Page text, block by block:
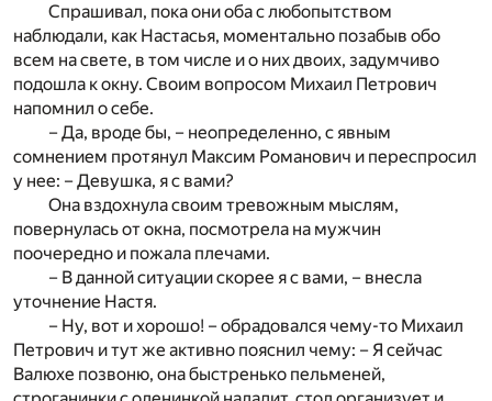
Спрашивал, пока они оба с любопытством
наблюдали, как Настасья, моментально позабыв обо
всем на свете, в том числе и о них двоих, задумчиво
подошла к окну. Своим вопросом Михаил Петрович
напомнил о себе.
– Да, вроде бы, – неопределенно, с явным
сомнением протянул Максим Романович и переспросил
у нее: – Девушка, я с вами?
Она вздохнула своим тревожным мыслям,
повернулась от окна, посмотрела на мужчин
поочередно и пожала плечами.
– В данной ситуации скорее я с вами, – внесла
уточнение Настя.
– Ну, вот и хорошо! – обрадовался чему-то Михаил
Петрович и тут же активно пояснил чему: – Я сейчас
Валюхе позвоню, она быстренько пельменей,